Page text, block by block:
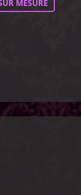
MESURE